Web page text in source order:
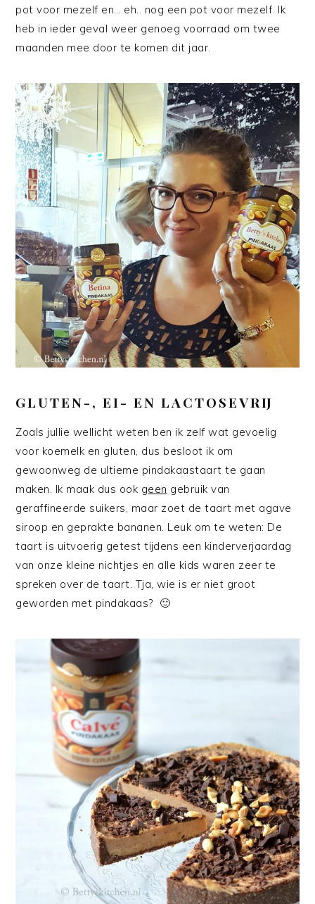
pot voor mezelf en… eh.. nog een pot voor mezelf. Ik
heb in ieder geval weer genoeg voorraad om twee
maanden mee door te komen dit jaar.
GLUTEN-, EI- EN LACTOSEVRIJ
Zoals jullie wellicht weten ben ik zelf wat gevoelig
voor koemelk en gluten, dus besloot ik om
gewoonweg de ultieme pindakaastaart te gaan
maken. Ik maak dus ook geen gebruik van
geraffineerde suikers, maar zoet de taart met agave
siroop en geprakte bananen. Leuk om te weten: De
taart is uitvoerig getest tijdens een kinderverjaardag
van onze kleine nichtjes en alle kids waren zeer te
spreken over de taart. Tja, wie is er niet groot
geworden met pindakaas? 🙂